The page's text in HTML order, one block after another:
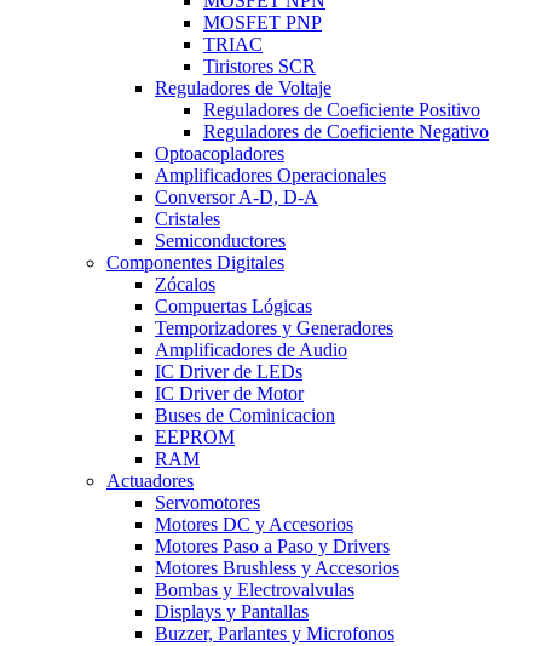
MOSFET PNP
TRIAC
Tiristores SCR
Reguladores de Voltaje
Reguladores de Coeficiente Positivo
Reguladores de Coeficiente Negativo
Optoacopladores
Amplificadores Operacionales
Conversor A-D, D-A
Cristales
Semiconductores
Componentes Digitales
Zócalos
Compuertas Lógicas
Temporizadores y Generadores
Amplificadores de Audio
IC Driver de LEDs
IC Driver de Motor
Buses de Cominicacion
EEPROM
RAM
Actuadores
Servomotores
Motores DC y Accesorios
Motores Paso a Paso y Drivers
Motores Brushless y Accesorios
Bombas y Electrovalvulas
Displays y Pantallas
Buzzer, Parlantes y Microfonos